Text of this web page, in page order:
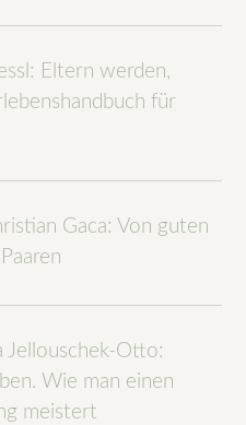
Eltern werden,
für
Gaca: Von guten
Jellouschek-Otto:
Wie man einen
meistert